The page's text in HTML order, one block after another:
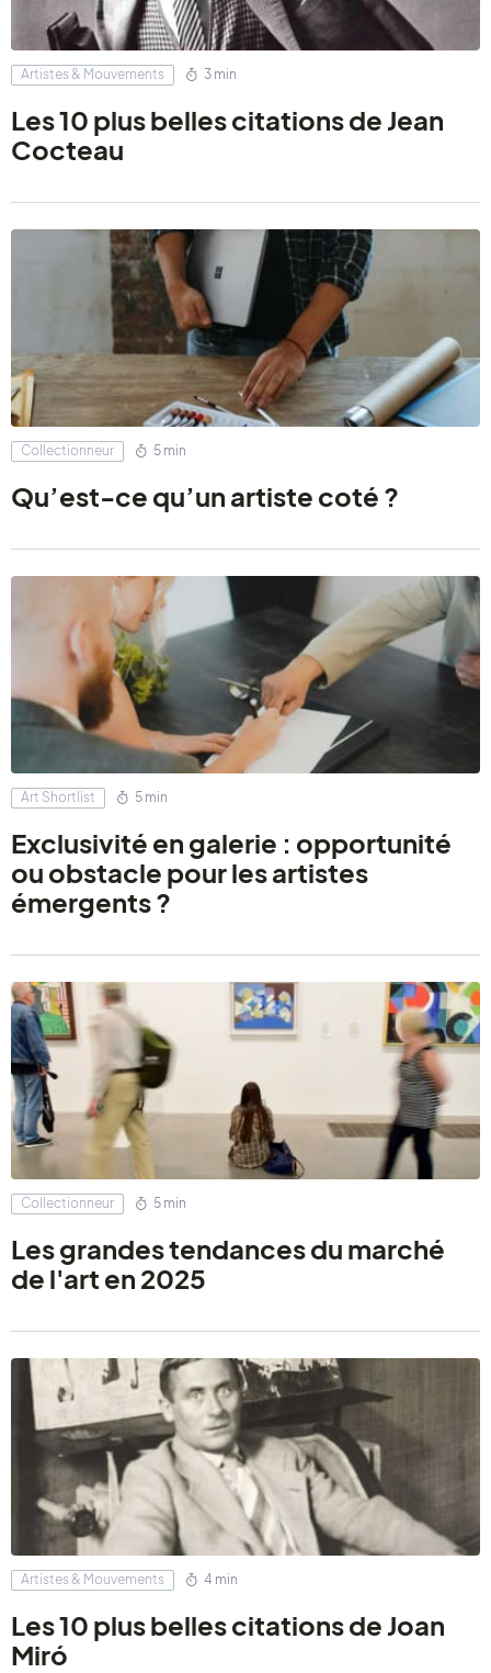
Artistes & Mouvements 3 min
Les 10 plus belles citations de Jean
Cocteau
Collectionneur 5 min
Qu’est-ce qu’un artiste coté ?
Art Shortlist 5 min
Exclusivité en galerie : opportunité
ou obstacle pour les artistes
émergents ?
Collectionneur 5 min
Les grandes tendances du marché
de l'art en 2025
Artistes & Mouvements 4 min
Les 10 plus belles citations de Joan
Miró